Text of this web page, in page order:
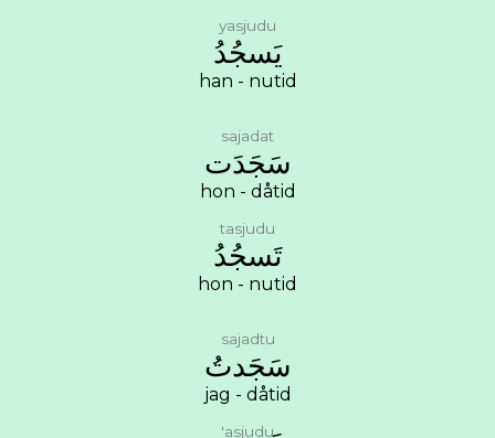
yasjudu
ﻳَﺴﺠُﺪُ
han - nutid
sajadat
ﺳَﺠَﺪَﺕ
hon - dåtid
tasjudu
ﺗَﺴﺠُﺪُ
hon - nutid
sajadtu
ﺳَﺠَﺪﺕُ
jag - dåtid
'asjudu